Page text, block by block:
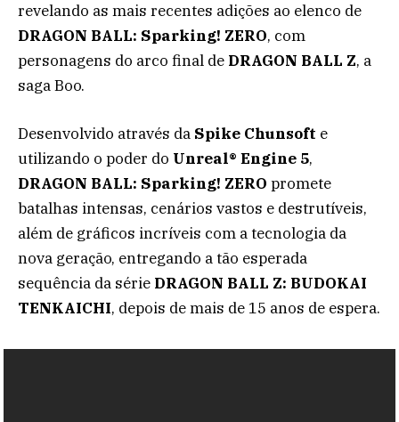
revelando as mais recentes adições ao elenco de
DRAGON BALL: Sparking! ZERO, com
personagens do arco final de DRAGON BALL Z, a
saga Boo.
Desenvolvido através da Spike Chunsoft e
utilizando o poder do Unreal® Engine 5,
DRAGON BALL: Sparking! ZERO promete
batalhas intensas, cenários vastos e destrutíveis,
além de gráficos incríveis com a tecnologia da
nova geração, entregando a tão esperada
sequência da série DRAGON BALL Z: BUDOKAI
TENKAICHI, depois de mais de 15 anos de espera.